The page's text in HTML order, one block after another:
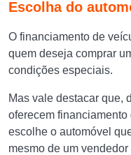
Escolha do
O financiamento de
quem deseja comprar
condições especiais.
Mas vale destacar que,
oferecem
escolhe o automóvel
mesmo de um vendedor